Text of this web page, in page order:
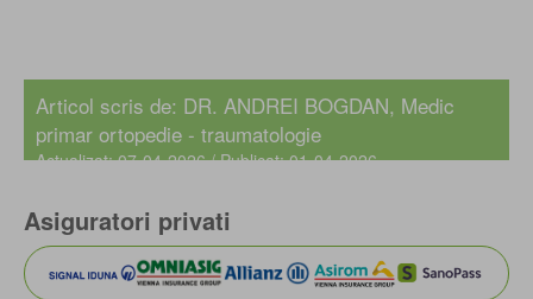
Mohammed Algayyim
Medic specialist ortopedie si traumatologie
Articol scris de: DR. ANDREI BOGDAN, Medic
primar ortopedie - traumatologie
Actualizat: 07-04-2026 / Publicat: 01-04-2026
Asiguratori privati